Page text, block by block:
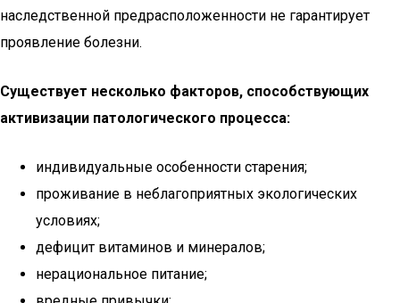
наследственной предрасположенности не гарантирует
проявление болезни.
Существует несколько факторов, способствующих
активизации патологического процесса:
индивидуальные особенности старения;
проживание в неблагоприятных экологических
условиях;
дефицит витаминов и минералов;
нерациональное питание;